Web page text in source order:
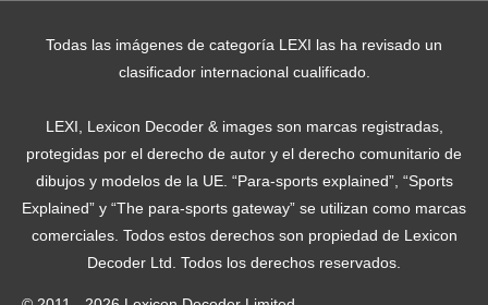
Todas las imágenes de categoría LEXI las ha revisado un
clasificador internacional cualificado.
LEXI, Lexicon Decoder & images son marcas registradas,
protegidas por el derecho de autor y el derecho comunitario de
dibujos y modelos de la UE. “Para-sports explained”, “Sports
Explained” y “The para-sports gateway” se utilizan como marcas
comerciales. Todos estos derechos son propiedad de Lexicon
Decoder Ltd. Todos los derechos reservados.